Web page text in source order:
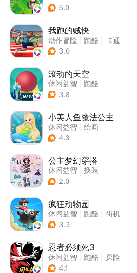
5.0
我跑的贼快
动作冒险 跑酷
卡通
3.0
滚动的天空
休闲益智
跑酷
| 女性向
3.8
小美人鱼魔法公主
休闲益智
绘画
| 儿童游戏
4.3
公主梦幻穿搭
休闲益智
换装
| 女性向
2.0
疯狂动物园
休闲益智 跑酷
街机
| 像素风
3.3
忍者必须死3
休闲益智 跑酷
探险
| 和风
4.1